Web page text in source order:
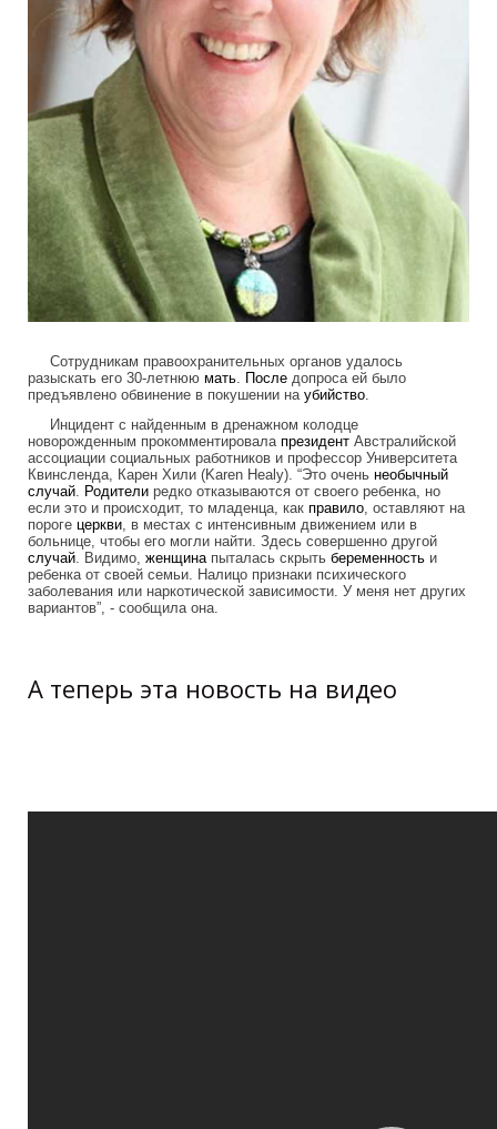
Сотрудникам правоохранительных органов удалось
разыскать его 30-летнюю мать После допроса ей было
предъявлено обвинение в покушении на убийство
Инцидент с найденным в дренажном колодце
новорожденным прокомментировала президент Австралийской
ассоциации социальных работников и профессор Университета
Квинсленда, Карен Хили (Karen Healy). “Это очень необычный
случай. Родители редко отказываются от своего ребенка, но
если это и происходит, то младенца, как правило, оставляют на
пороге церкви, в местах с интенсивным движением или в
больнице, чтобы его могли найти. Здесь совершенно другой
случай. Видимо, женщинапыталась скрыть беременность и
ребенка от своей семьи. Налицо признаки психического
заболевания или наркотической зависимости. У меня нет других
вариантов”, - сообщила она.
А теперь эта новость на видео